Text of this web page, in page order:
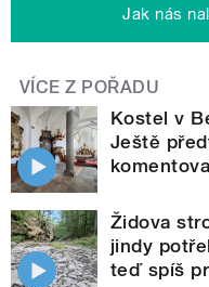
Jak nás
VÍCE Z POŘADU
Kostel v
Ještě
Židova
jindy
teď spíš